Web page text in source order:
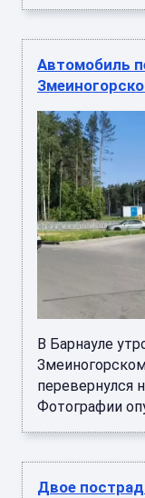
Автомобиль
В Барнауле
перевернулся
Фотографии
Двое